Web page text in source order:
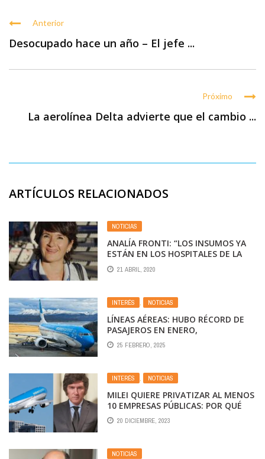
Anterior
Desocupado hace un año – El jefe ...
Próximo
La aerolínea Delta advierte que el cambio ...
ARTÍCULOS RELACIONADOS
NOTICIAS
ANALÍA FRONTI: “LOS INSUMOS YA
ESTÁN EN LOS HOSPITALES DE LA
PROVINCIA DE BUENOS AIRES”
21 ABRIL, 2020
INTERÉS NOTICIAS
LÍNEAS AÉREAS: HUBO RÉCORD DE
PASAJEROS EN ENERO,
PERO AEROLÍNEAS ARGENTINAS FUE
LA MENOS FAVORECIDA
25 FEBRERO, 2025
INTERÉS , NOTICIAS
MILEI QUIERE PRIVATIZAR AL MENOS
10 EMPRESAS PÚBLICAS: POR QUÉ
AEROLÍNEAS PICA EN PUNTA
20 DICIEMBRE, 2023
NOTICIAS